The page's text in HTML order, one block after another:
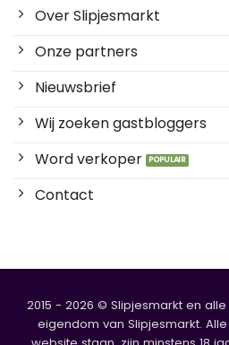
Over Slipjesmarkt
Onze partners
Nieuwsbrief
Wij zoeken gastbloggers
Word verkoper
Contact
2015 - 2026 © Slipjesmarkt en
eigendom van Slipjesmarkt.